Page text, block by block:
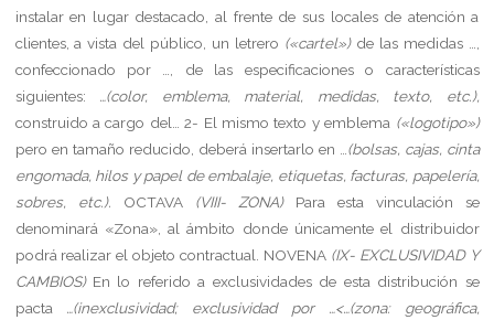
instalar en lugar destacado, al frente de sus locales de atención a
clientes, a vista del público, un letrero («cartel»)de las medidas …,
confeccionado por …, de las especificaciones o características
siguientes: …(color, emblema, material, medidas, texto, etc.),
construido a cargo del…
2- El mismo texto y emblema («logotipo»)
pero en tamaño reducido, deberá insertarlo en … (bolsas, cajas, cinta
engomada, hilos y papel de embalaje, etiquetas, facturas, papelería,
sobres, etc.).
OCTAVA (VIII- ZONA) Para esta vinculación se
denominará «Zona», al ámbito donde únicamente el distribuidor
podrá realizar el objeto contractual. NOVENA(IX- EXCLUSIVIDAD Y
CAMBIOS) En lo referido a exclusividades de esta distribución se
pacta …(inexclusividad; exclusividad por …<…(zona: geográfica,